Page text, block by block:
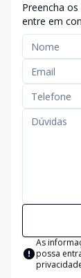
Preencha
entre em
As
possa